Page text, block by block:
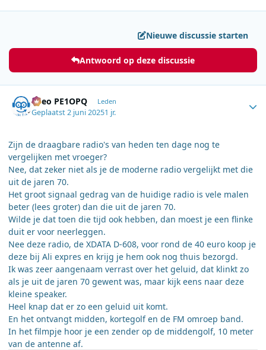
Nieuwe discussie starten
Antwoord op deze discussie
Theo PE1OPQ Leden
Geplaatst2 juni 20251 jr.
Zijn de draagbare radio's van heden ten dage nog te
vergelijken met vroeger?
Nee, dat zeker niet als je de moderne radio vergelijkt met die
uit de jaren 70.
Het groot signaal gedrag van de huidige radio is vele malen
beter (lees groter) dan die uit de jaren 70.
Wilde je dat toen die tijd ook hebben, dan moest je een flinke
duit er voor neerleggen.
Nee deze radio, de XDATA D-608, voor rond de 40 euro koop je
deze bij Ali expres en krijg je hem ook nog thuis bezorgd.
Ik was zeer aangenaam verrast over het geluid, dat klinkt zo
als je uit de jaren 70 gewent was, maar kijk eens naar deze
kleine speaker.
Heel knap dat er zo een geluid uit komt.
En het ontvangt midden, kortegolf en de FM omroep band.
In het filmpje hoor je een zender op de middengolf, 10 meter
van de antenne af.